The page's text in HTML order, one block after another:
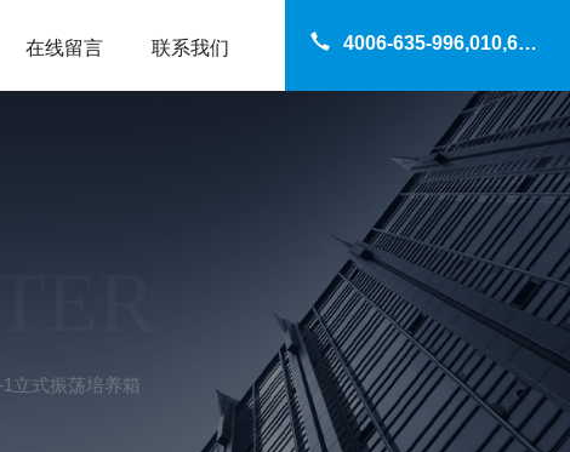
4006-635-996,010,69200960
在线留言 联系我们
1立式振荡培养箱